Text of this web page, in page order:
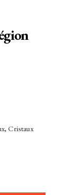
Cristaux